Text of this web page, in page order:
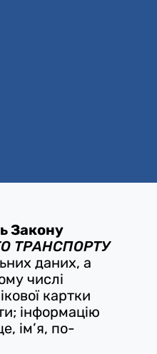
Закону
ТРАНСПОРТУ
даних, а
числі
картки
інформацію
ім’я, по-